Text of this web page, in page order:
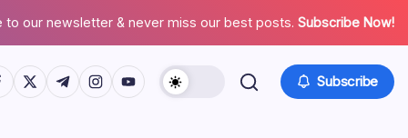
to our newsletter & never miss our best posts. Subscribe Now!
www.facebook.com/
https://twitter.com/
https://t.me/
https://www.instagram.com/
https://youtube.com/ Subscribe